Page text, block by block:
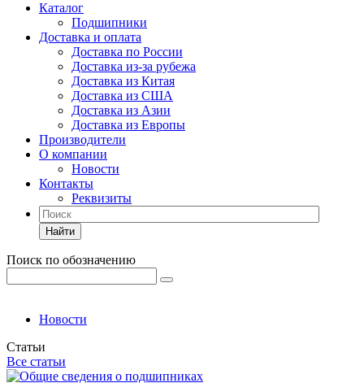
Каталог
Подшипники
Доставка и оплата
Доставка по России
Доставка из-за рубежа
Доставка из Китая
Доставка из США
Доставка из Азии
Доставка из Европы
Производители
О компании
Новости
Контакты
Реквизиты
Найти
Поиск по обозначению
Новости
Статьи
Все статьи